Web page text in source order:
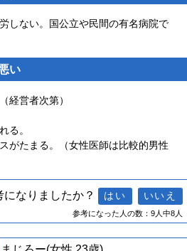
しない。国公立や民間の有名病院で
い
経営者次第）
る。
がたまる。（女性医師は比較的男性
になりましたか？
参考になった人の数：9人中8人